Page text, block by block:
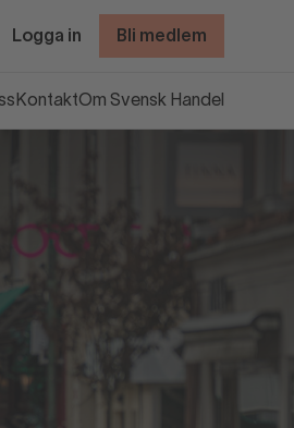
Logga in Bli medlem
KontaktOm Svensk Handel